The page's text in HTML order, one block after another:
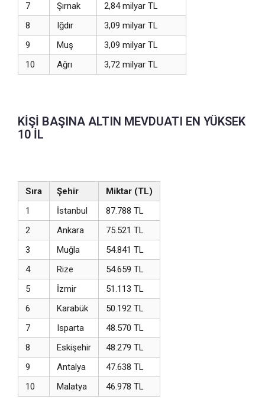
7
Şırnak
2,84 milyar TL
8
Iğdır
3,09 milyar TL
9
Muş
3,09 milyar TL
10
Ağrı 3,72 milyar TL
KİŞİ BAŞINA ALTIN MEVDUATI EN YÜKSEK
10 İL
Sıra Şehir
Miktar (TL)
1
İstanbul
87.788 TL
2
Ankara
75.521 TL
3
Muğla
54.841 TL
4
Rize
54.659 TL
5
İzmir
51.113 TL
6
Karabük
50.192 TL
7
Isparta
48.570 TL
8
Eskişehir
48.279 TL
9
Antalya
47.638 TL
10
Malatya 46.978 TL